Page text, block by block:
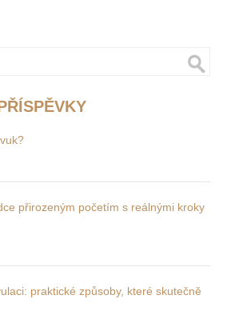
přirozeným početím s reálnými kroky
praktické způsoby, které skutečně